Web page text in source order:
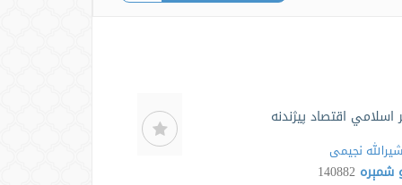
اقتصاد پیژندنه
نجیمی
شمېره 140882